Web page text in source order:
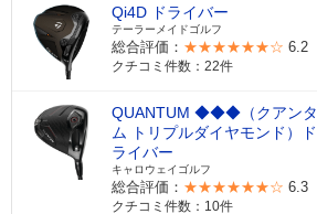
Qi4D ドライバー
テーラーメイドゴルフ
総合評価： ★★★★★★☆ 6.2
クチコミ件数：22件
QUANTUM ◆◆◆（クアンタ
ム トリプルダイヤモンド）ド
ライバー
キャロウェイゴルフ
総合評価： ★★★★★★☆ 6.3
クチコミ件数：10件